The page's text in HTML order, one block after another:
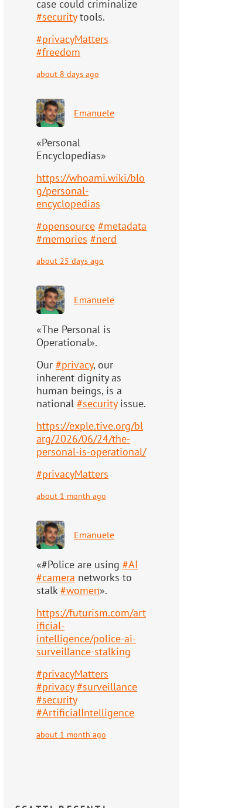
case could criminalize
#securitytools.
#privacyMatters
#freedom
about 8 days ago
Emanuele
«Personal
Encyclopedias»
https://whoami.wiki/blo
g/personal-
encyclopedias
#opensource #metadata
#memories #nerd
about 25 days ago
Emanuele
«The Personal is
Operational».
Our #privacy, our
inherent dignity as
human beings, is a
national #securityissue.
https://exple.tive.org/bl
arg/2026/06/24/the-
personal-is-operational/
#privacyMatters
about 1 month ago
Emanuele
«#Police are using #AI
#camera networks to
stalk#women».
https://futurism.com/art
ificial-
intelligence/police-ai-
surveillance-stalking
#privacyMatters
#privacy #surveillance
#security
#ArtificialIntelligence
about 1 month ago